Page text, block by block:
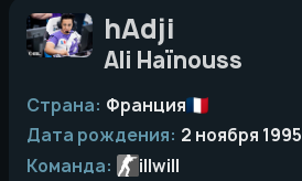
hAdji
Ali Haïnouss
Страна: Франция
Дата рождения: 2 ноября 1995
Команда:
illwill